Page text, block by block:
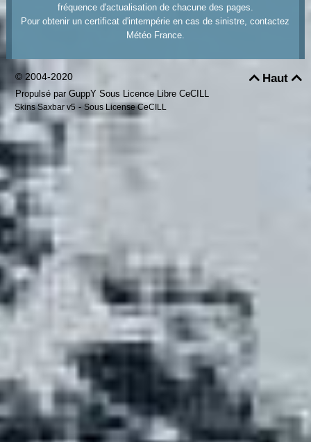
fréquence d'actualisation de chacune des pages.
Pour obtenir un certificat d'intempérie en cas de sinistre, contactez
Météo France.
Haut
© 2004-2020
Propulsé par GuppY Sous Licence Libre CeCILL
Skins Saxbar v5- Sous License CeCILL